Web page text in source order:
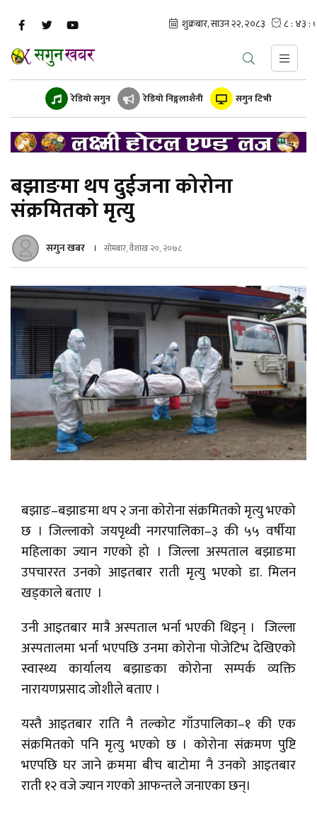
रेडियो सगुन रेडियो निङ्गलाशैनी सगुन टिभी
बझाङमा थप दुईजना कोरोना
संक्रमितको मृत्यु
सगुन खबर सोमबार, वैशाख २०, २०७८
बझाङ–बझाङमा थप २ जना कोरोना संक्रमितको मृत्यु भएको
छ । जिल्लाको जयपृथ्वी नगरपालिका–३ की ५५ वर्षीया
महिलाका ज्यान गएको हो । जिल्ला अस्पताल बझाङमा
उपचाररत उनको आइतबार राती मृत्यु भएको डा. मिलन
खड्काले बताए ।
उनी आइतबार मात्रै अस्पताल भर्ना भएकी थिइन् । जिल्ला
अस्पतालमा भर्ना भएपछि उनमा कोरोना पोजेटिभ देखिएको
स्वास्थ्य कार्यालय बझाङका कोरोना सम्पर्क व्यक्ति
नारायणप्रसाद जोशीले बताए ।
यस्तै आइतबार राति नै तल्कोट गाँउपालिका–१ की एक
संक्रमितको पनि मृत्यु भएको छ । कोरोना संक्रमण पुष्टि
भएपछि घर जाने क्रममा बीच बाटोमा नै उनको आइतबार
राती १२ वजे ज्यान गएको आफन्तले जनाएका छन्।